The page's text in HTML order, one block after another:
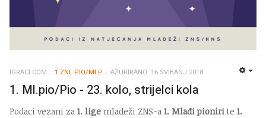
IGRACI.COM 1 ZNL PIO/MLP AŽURIRANO: 16 SVIBANJ 2018
1. Ml.pio/Pio - 23. kolo, strijelci kola
Podaci vezani za 1. lige mladeži ZNS-a 1. Mlađi pionirite 1.